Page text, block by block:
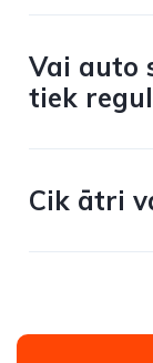
Vai auto
tiek
Cik ātri